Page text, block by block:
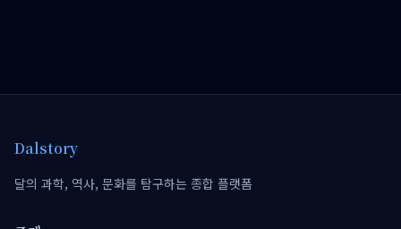
Dalstory
달의 과학, 역사, 문화를 탐구하는 종합 플랫폼